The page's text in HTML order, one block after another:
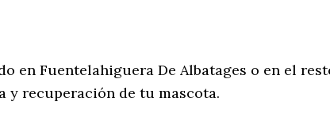
en Fuentelahiguera De Albatages o en el
y recuperación de tu mascota.